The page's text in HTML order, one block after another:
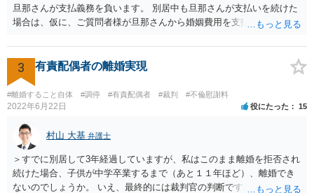
旦那さんが支払義務を負います。 別居中も旦那さんが支払いを続けた
場合は、仮に、ご質問者様が旦那さんから婚姻費用を支払ってもらう
部の額を引いた額が婚姻費用として支払われることになることが多い
です。 また、離婚をする際の財産分与において考慮されることもあり
ます。 他方、旦那さんが住宅ローンを支払わなくなってしまう場合が
あります。 その場合に、ご質問者様が、その後もご自宅に住み続けた
い場合は、実質的にご質問者様が住宅ローンをお支払になる必要が出
て、強制的にご自宅が売却されてしまう可能性があるからです。 可能
であれば、婚姻費用の額、親権を取得するために現時点でしておくべ
きこと等も含め、お近くの弁護士に直接相談して、アドバイス等を求
めることをお勧めします。
3 有責配偶者の離婚実現
#離婚すること自体 #調停 #有責配偶者 #裁判 #不倫慰謝料
2022年6月22日 役にたった 15
村山 大基 弁護士
＞すでに別居して3年経過していますが、私はこのまま離婚を拒否され
続けた場合、子供が中学卒業するまで（あと１１年ほど）、離婚でき
ないのでしょうか。 いえ、最終的には裁判官の判断ですが、現時点で